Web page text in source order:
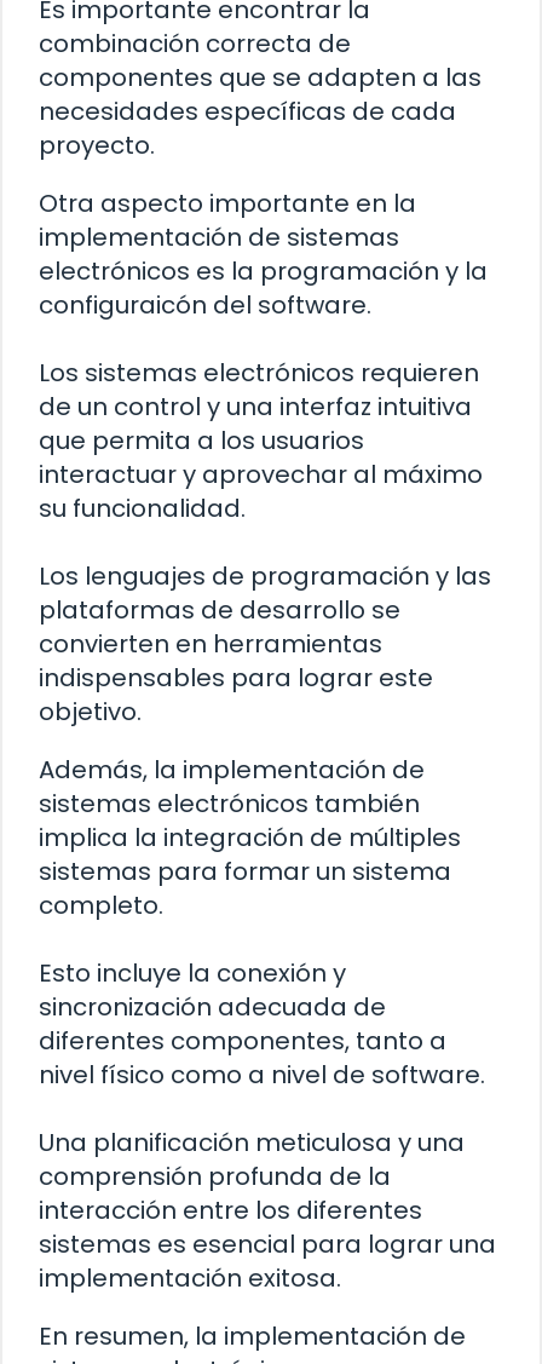
Es importante encontrar la
combinación correcta de
componentes que se adapten a las
necesidades específicas de cada
proyecto.
Otra aspecto importante en la
implementación de sistemas
electrónicos es la programación y la
configuraicón del software.
Los sistemas electrónicos requieren
de un control y una interfaz intuitiva
que permita a los usuarios
interactuar y aprovechar al máximo
su funcionalidad.
Los lenguajes de programación y las
plataformas de desarrollo se
convierten en herramientas
indispensables para lograr este
objetivo.
Además, la implementación de
sistemas electrónicos también
implica la integración de múltiples
sistemas para formar un sistema
completo.
Esto incluye la conexión y
sincronización adecuada de
diferentes componentes, tanto a
nivel físico como a nivel de software.
Una planificación meticulosa y una
comprensión profunda de la
interacción entre los diferentes
sistemas es esencial para lograr una
implementación exitosa.
En resumen, la implementación de